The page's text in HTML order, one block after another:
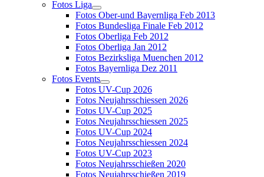
Fotos Liga
Fotos Ober-und Bayernliga Feb 2013
Fotos Bundesliga Finale Feb 2012
Fotos Oberliga Feb 2012
Fotos Oberliga Jan 2012
Fotos Bezirksliga Muenchen 2012
Fotos Bayernliga Dez 2011
Fotos Events
Fotos UV-Cup 2026
Fotos Neujahrsschiessen 2026
Fotos UV-Cup 2025
Fotos Neujahrsschiessen 2025
Fotos UV-Cup 2024
Fotos Neujahrsschiessen 2024
Fotos UV-Cup 2023
Fotos Neujahrsschießen 2020
Fotos Neujahrsschießen 2019